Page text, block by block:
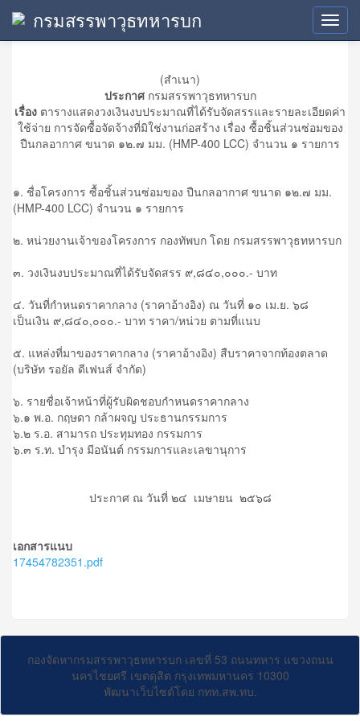
กรมสรรพาวุธทหารบก
ประกาศราคากลาง
(สำเนา)
ประกาศกรมสรรพาวุธทหารบก
เรื่อง ตารางแสดงวงเงินงบประมาณที่ได้รับจัดสรรและรายละเอียดค่า
ใช้จ่าย การจัดซื้อจัดจ้างที่มิใช่งานก่อสร้าง เรื่อง ซื้อชิ้นส่วนซ่อมของ
ปืนกลอากาศ ขนาด ๑๒.๗ มม. (HMP-400 LCC) จำนวน ๑ รายการ
๑. ชื่อโครงการ ซื้อชิ้นส่วนซ่อมของ ปืนกลอากาศ ขนาด ๑๒.๗ มม.
(HMP-400 LCC) จำนวน ๑ รายการ
๒. หน่วยงานเจ้าของโครงการ กองทัพบก โดย กรมสรรพาวุธทหารบก
๓. วงเงินงบประมาณที่ได้รับจัดสรร ๙,๘๔๐,๐๐๐.- บาท
๔. วันที่กำหนดราคากลาง (ราคาอ้างอิง) ณ วันที่ ๑๐ เม.ย. ๖๘
เป็นเงิน ๙,๘๔๐,๐๐๐.- บาท ราคา/หน่วย ตามที่แนบ
๕. แหล่งที่มาของราคากลาง (ราคาอ้างอิง) สืบราคาจากท้องตลาด
(บริษัท รอยัล ดีเฟนส์ จำกัด)
๖. รายชื่อเจ้าหน้าที่ผู้รับผิดชอบกำหนดราคากลาง
๖.๑ พ.อ. กฤษดา กล้าผจญ ประธานกรรมการ
๖.๒ ร.อ. สามารถ ประทุมทอง กรรมการ
๖.๓ ร.ท. บำรุง มีอนันต์ กรรมการและเลขานุการ
ประกาศ ณ วันที่ ๒๔ เมษายน ๒๕๖๘
เอกสารแนบ
17454782351.pdf
กองจัดหากรมสรรพาวุธทหารบก เลขที่ 53 ถนนทหาร แขวงถนน
นครไชยศรี เขตดุสิต กรุงเทพมหานคร 10300
พัฒนาเว็บไซต์โดย กทท.สพ.ทบ.